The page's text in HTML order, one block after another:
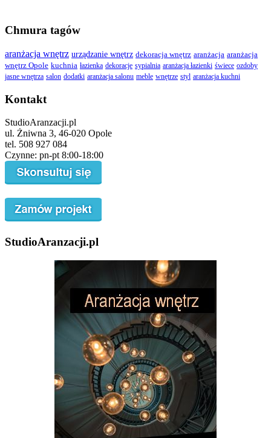
Chmura tagów
aranżacja wnętrz urządzanie wnętrz dekoracja wnętrz aranżacja aranżacja
wnętrz Opole kuchnia łazienka dekoracje sypialnia aranżacja łazienki świece ozdoby
jasne wnętrza salon dodatki aranżacja salonu meble wnętrze styl aranżacja kuchni
Kontakt
StudioAranzacji.pl
ul. Żniwna 3, 46-020 Opole
tel. 508 927 084
Czynne: pn-pt 8:00-18:00
StudioAranzacji.pl